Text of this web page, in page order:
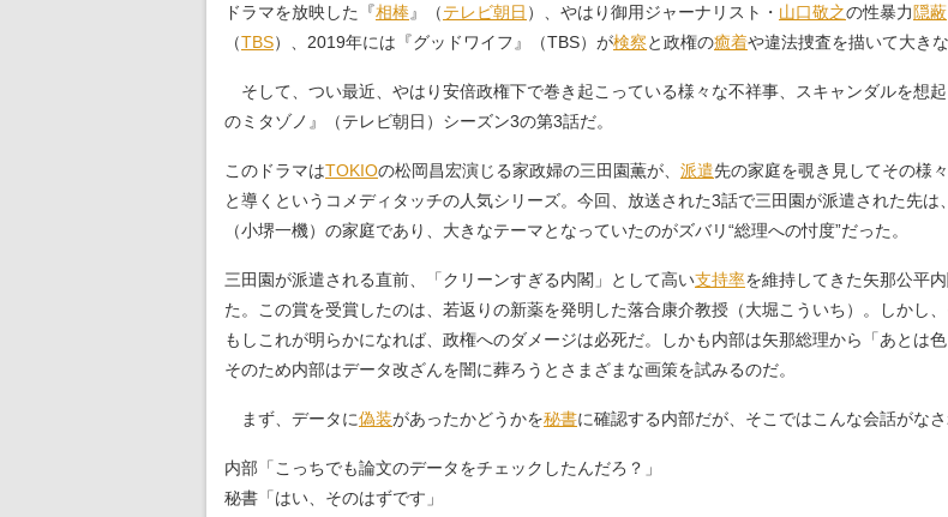
ドラマを放映した『相棒』（テレビ朝日 ）、やはり御用ジャーナリスト・ 山口敬之の性暴力隠蔽
（TBS）、2019年には『グッドワイフ』（TBS）が検察と政権の癒着や違法捜査を描いて大き
そして、つい最近、やはり安倍政権下で巻き起こっている様々な不祥事、スキャンダルを想
のミタゾノ』（テレビ朝日）シーズン3の第3話だ。
このドラマはTOKIOの松岡昌宏演じる家政婦の三田園薫が、 派遣先の家庭を覗き見してその様
と導くというコメディタッチの人気シリーズ。今回、放送された3話で三田園が派遣された先は
（小堺一機）の家庭であり、大きなテーマとなっていたのがズバリ“総理への忖度”だった。
三田園が派遣される直前、「クリーンすぎる内閣」として高い支持率を維持してきた矢那公平
た。この賞を受賞したのは、若返りの新薬を発明した落合康介教授（大堀こういち）。しかし
もしこれが明らかになれば、政権へのダメージは必死だ。しかも内部は矢那総理から「あとは
そのため内部はデータ改ざんを闇に葬ろうとさまざまな画策を試みるのだ。
まず、データに偽装があったかどうかを秘書に確認する内部だが、そこではこんな会話がなさ
内部「こっちでも論文のデータをチェックしたんだろ？」
秘書「はい、そのはずです」